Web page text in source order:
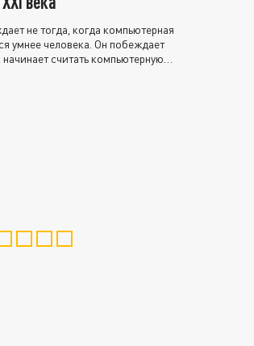
не тогда, когда компьютерная
умнее человека. Он побеждает
начинает считать компьютерную